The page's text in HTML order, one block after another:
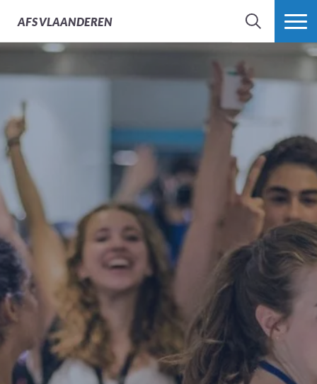
AFSVLAANDEREN
ZOEK MEER